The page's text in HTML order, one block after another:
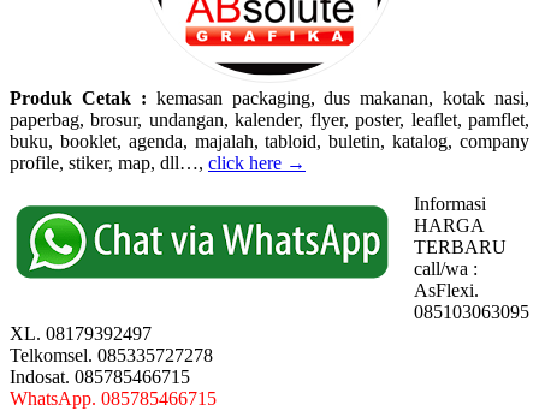
Produk Cetak : kemasan packaging, dus makanan, kotak nasi,
paperbag, brosur, undangan, kalender, flyer, poster, leaflet, pamflet,
buku, booklet, agenda, majalah, tabloid, buletin, katalog, company
profile, stiker, map, dll…, click here →
Informasi
HARGA
TERBARU
call/wa :
AsFlexi.
085103063095
XL. 08179392497
Telkomsel. 085335727278
Indosat. 085785466715
WhatsApp. 085785466715